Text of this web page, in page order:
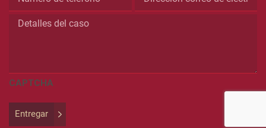
CAPTCHA
for
validation
be
left
unchanged.
Entregar